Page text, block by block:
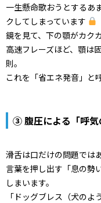
一生懸命歌おうとするあ
クしてしまっています
鏡を見て、下の顎がカク
高速フレーズほど、顎は
則。
これを「省エネ発音」と
③ 腹圧による「呼気
滑舌は口だけの問題では
言葉を押し出す「息の勢
しまいます。
「ドッグブレス（犬の